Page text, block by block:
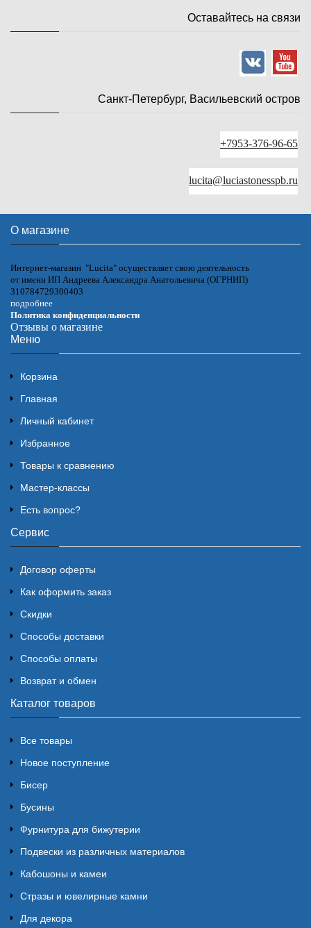
Оставайтесь на связи
Санкт-Петербург, Васильевский остров
+7953-376-96-65
lucita@luciastonesspb.ru
О магазине
Интернет-магазин "Lucita" осуществляет свою деятельность
от имени ИП Андреева Александра Анатольевича (ОГРНИП)
310784729300403
подробнее
Политика конфиденциальности
Отзывы о магазине
Меню
Корзина
Главная
Личный кабинет
Избранное
Товары к сравнению
Мастер-классы
Есть вопрос?
Сервис
Договор оферты
Как оформить заказ
Скидки
Способы доставки
Способы оплаты
Возврат и обмен
Каталог товаров
Все товары
Новое поступление
Бисер
Бусины
Фурнитура для бижутерии
Подвески из различных материалов
Кабошоны и камеи
Стразы и ювелирные камни
Для декора